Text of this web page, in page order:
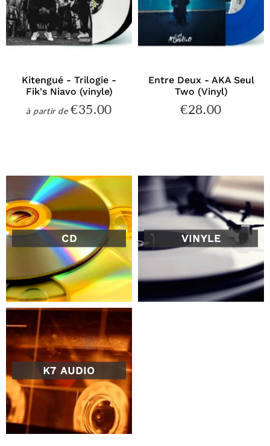
Kitengué - Trilogie -
Fik's Niavo (vinyle)
à partir dePrix
€35.00
Entre Deux - AKA Seul
Two (Vinyl)
Prix
€28.00
CD VINYLE
K7 AUDIO